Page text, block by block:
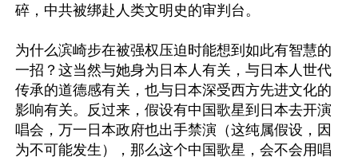
碎，中共被绑赴人类文明史的审判台。
为什么滨崎步在被强权压迫时能想到如此有智慧的
一招？这当然与她身为日本人有关，与日本人世代
传承的道德感有关，也与日本深受西方先进文化的
影响有关。反过来，假设有中国歌星到日本去开演
唱会，万一日本政府也出手禁演（这纯属假设，因
为不可能发生），那么这个中国歌星，会不会用唱